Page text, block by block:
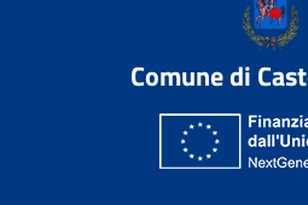
Comune di